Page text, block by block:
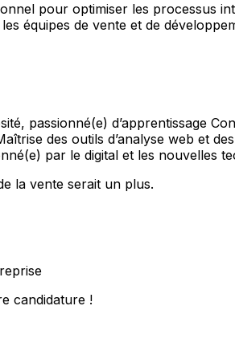
pour optimiser les processus
équipes de vente et de
passionné(e) d’apprentissage
des outils d’analyse web et
par le digital et les nouvelles
la vente serait un plus.
candidature !